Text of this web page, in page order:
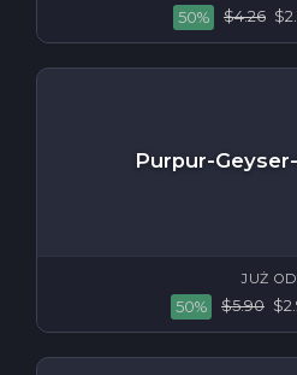
50% $4.26
Purpur-
JUŻ OD
50% $5.90